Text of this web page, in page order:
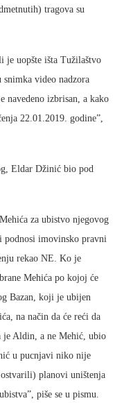
tragova su
je uopšte išta Tužilaštvo
video nadzora
navedeno izbrisan, a kako
22.01.2019. godine”,
Eldar Džinić bio pod
za ubistvo njegovog
podnosi imovinsko pravni
rekao NE. Ko je
Mehića po kojoj će
Bazan, koji je ubijen
na način da će reći da
je Aldin, a ne Mehić, ubio
u pucnjavi niko nije
planovi uništenja
piše se u pismu.